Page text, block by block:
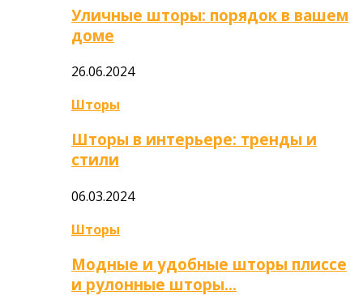
Уличные шторы: порядок в вашем
доме
26.06.2024
Шторы
Шторы в интерьере: тренды и
стили
06.03.2024
Шторы
Модные и удобные шторы плиссе
и рулонные шторы…